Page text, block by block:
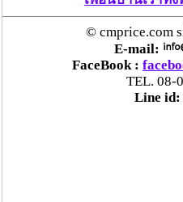
"นายวีระ หมื่นจะดา" ผู้ต้องหา
ขณะนี้อยู่ระหว่างหลบหนี โดย
ละ 1,000-2,000 บาท
โดยมีข้อมูลว่าปลายปี 2558 ระ
หมุนเวียนกว่า 500 ล้านบาท โ
© cmprice.com
E-mail:
FaceBook :
TEL. 08-
Line id: